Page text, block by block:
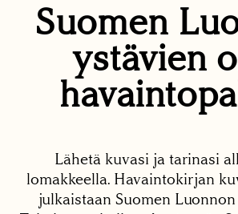
Suomen
ystävien
Lähetä kuvasi ja tarinasi
lomakkeella. Havaintokirjan
julkaistaan Suomen